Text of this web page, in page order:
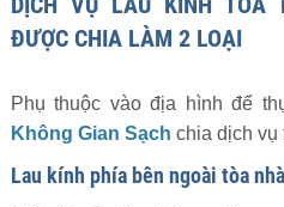
ĐƯỢC CHIA LÀM 2 LOẠI
Phụ thuộc vào địa hình để
Không Gian Sạch chia dịch vụ
Lau kính phía bên ngoài tòa nhà